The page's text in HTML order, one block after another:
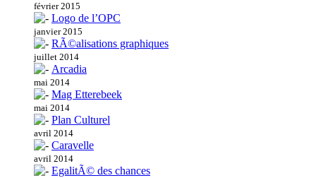
février 2015
Logo de l’OPC
janvier 2015
RÃ©alisations graphiques
juillet 2014
Arcadia
mai 2014
Mag Etterebeek
mai 2014
Plan Culturel
avril 2014
Caravelle
avril 2014
EgalitÃ© des chances